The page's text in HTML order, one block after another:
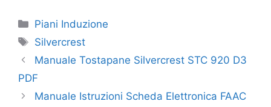
Categorie
Piani Induzione
Tag
Silvercrest
Manuale Tostapane Silvercrest STC 920 D3
PDF
Manuale Istruzioni Scheda Elettronica FAAC